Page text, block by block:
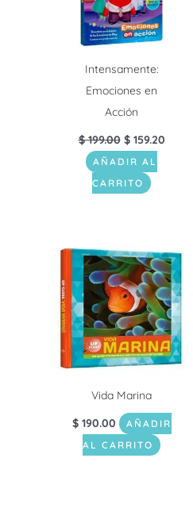
Intensamente:
Emociones en
Acción
$199.00 $159.20
AÑADIR AL
CARRITO
Vida Marina
$190.00
AÑADIR
AL CARRITO